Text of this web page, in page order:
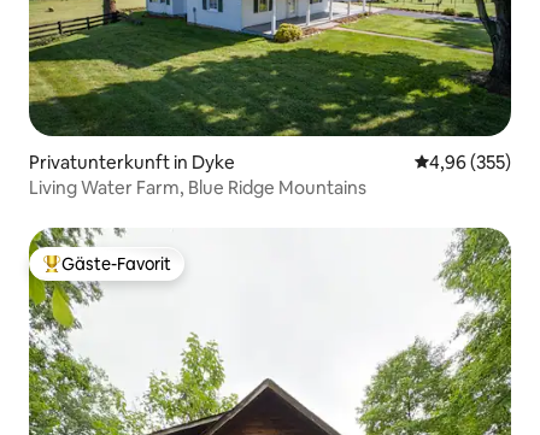
Privatunterkunft in Dyke
4,96 (355)
Living Water Farm, Blue Ridge Mountains
Beliebter Gäste-Favorit.
Gäste-Favorit